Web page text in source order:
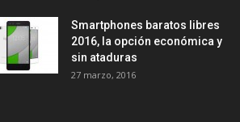
Smartphones baratos libres
2016, la opción económica y
sin ataduras
27 marzo, 2016